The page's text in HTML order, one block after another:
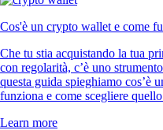
Cos'è un crypto wallet e come
Che tu stia acquistando la tua
con regolarità, c’è uno
questa guida spieghiamo cos’è
funziona e come scegliere
Learn more